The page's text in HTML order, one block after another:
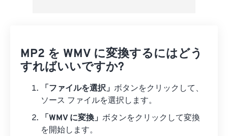
MP2 を WMV に変換するにはどう
すればいいですか?
「ファイルを選択」 ボタンをクリックして、
ソース ファイルを選択します。
「WMV に変換」 ボタンをクリックして変換
を開始します。